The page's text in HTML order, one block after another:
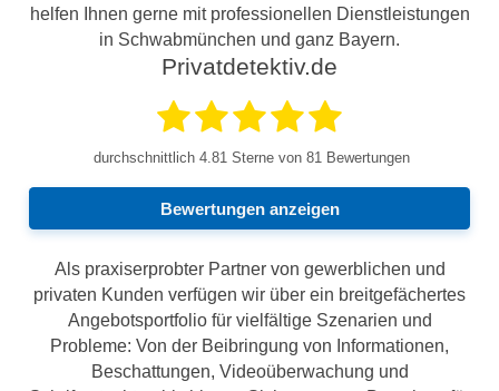
helfen Ihnen gerne mit professionellen Dienstleistungen
in Schwabmünchen und ganz Bayern.
Privatdetektiv.de
durchschnittlich 4.81 Sterne von 81 Bewertungen
Bewertungen anzeigen
Als praxiserprobter Partner von gewerblichen und
privaten Kunden verfügen wir über ein breitgefächertes
Angebotsportfolio für vielfältige Szenarien und
Probleme: Von der Beibringung von Informationen,
Beschattungen, Videoüberwachung und